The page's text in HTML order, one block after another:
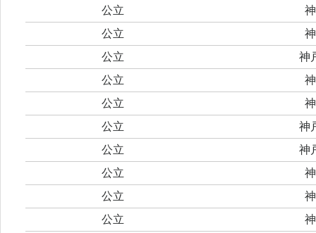
公立
公立
公立
神
公立
公立
公立
神
公立
神
公立
公立
公立